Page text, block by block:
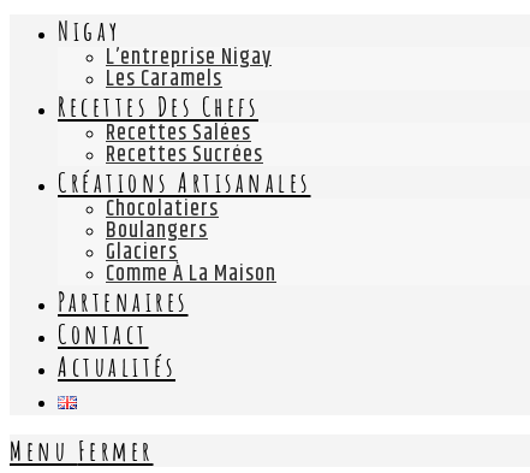
Nigay
L’entreprise Nigay
Les Caramels
Recettes Des Chefs
Recettes Salées
Recettes Sucrées
Créations Artisanales
Chocolatiers
Boulangers
Glaciers
Comme À La Maison
Partenaires
Contact
Actualités
Menu Fermer